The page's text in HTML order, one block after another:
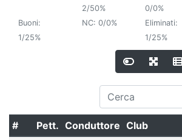
2/50%
0/0%
Buoni:
1/25%
NC: 0/0%
Eliminati:
1/25%
# Pett. Conduttore Club